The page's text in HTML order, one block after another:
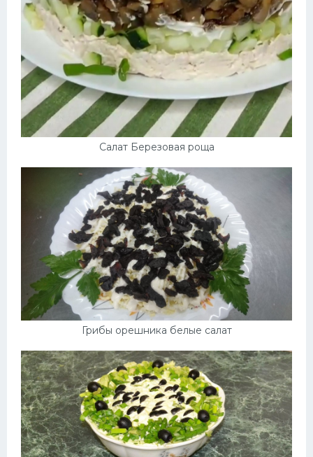
Салат Березовая роща
Грибы орешника белые салат